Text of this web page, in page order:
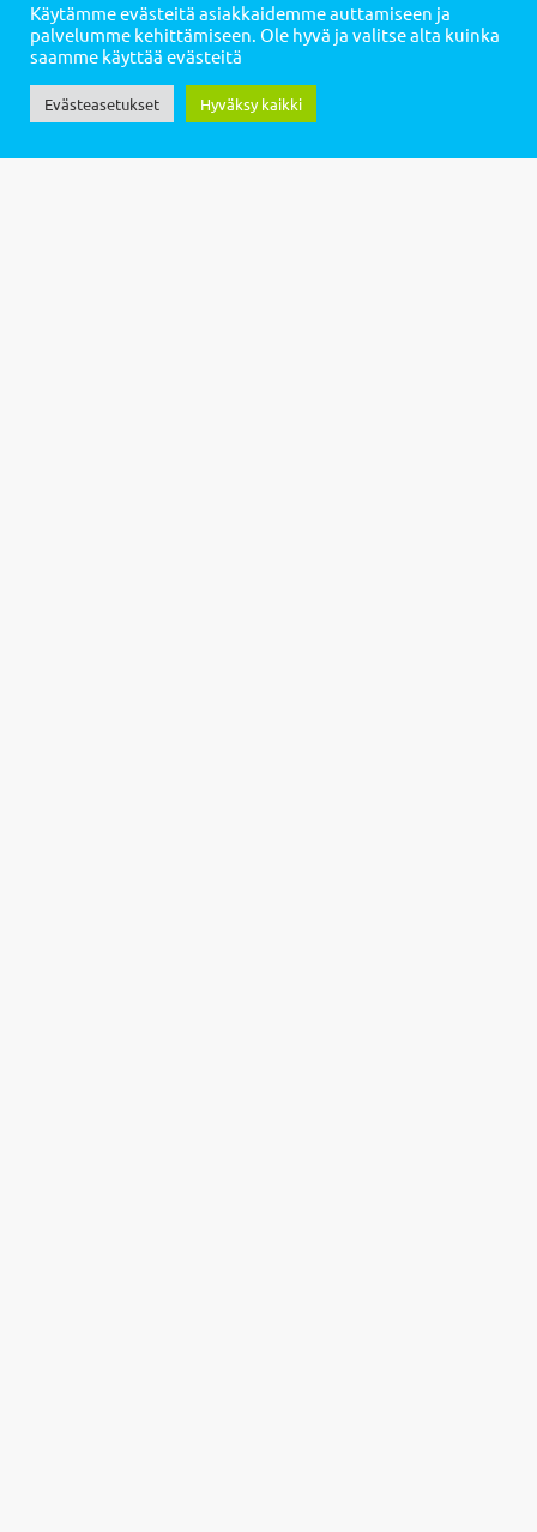
Käytämme evästeitä asiakkaidemme auttamiseen ja
palvelumme kehittämiseen. Ole hyvä ja valitse alta kuinka
saamme käyttää evästeitä
Evästeasetukset Hyväksy kaikki